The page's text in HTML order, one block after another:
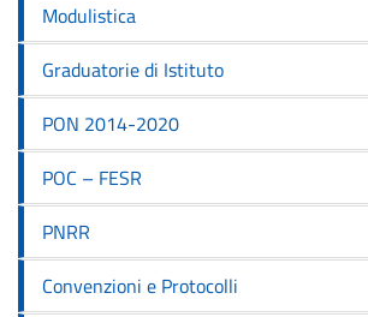
Modulistica
Graduatorie di Istituto
PON 2014-2020
POC – FESR
PNRR
Convenzioni e Protocolli